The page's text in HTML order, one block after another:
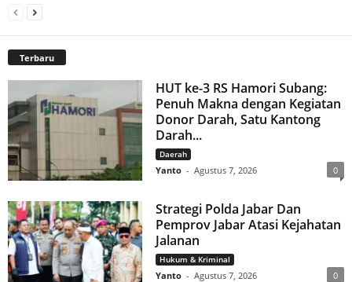
Terbaru
HUT ke-3 RS Hamori Subang:
Penuh Makna dengan Kegiatan
Donor Darah, Satu Kantong
Darah...
Daerah
Yanto - Agustus 7, 2026 0
Strategi Polda Jabar Dan
Pemprov Jabar Atasi Kejahatan
Jalanan
Hukum & Kriminal
Yanto - Agustus 7, 2026 0